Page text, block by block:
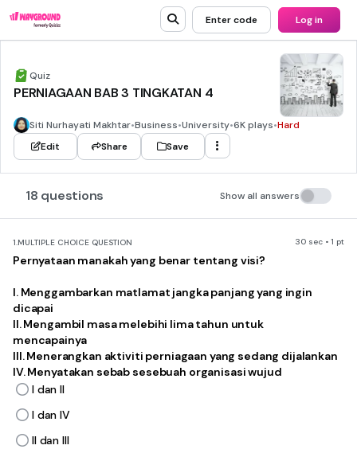
Enter code Log in
Quiz
PERNIAGAAN BAB 3 TINGKATAN 4
Siti Nurhayati Makhtar•Business•University•6K plays•Hard
Edit
Share Save
18 questions Show all answers
1.MULTIPLE CHOICE QUESTION 30 sec • 1 pt
Pernyataan manakah yang benar tentang visi?
I. Menggambarkan matlamat jangka panjang yang ingin
dicapai
II. Mengambil masa melebihi lima tahun untuk
mencapainya
III. Menerangkan aktiviti perniagaan yang sedang dijalankan
IV. Menyatakan sebab sesebuah organisasi wujud
I dan II
I dan IV
II dan III